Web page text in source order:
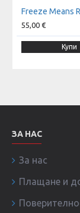
Freeze Means
55,00 €
Купи
ЗА НАС
За нас
Плащане и